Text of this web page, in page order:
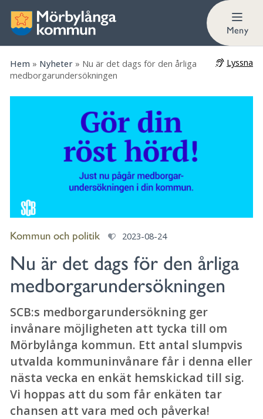
Meny
Hem » Nyheter » Nu är det dags för den årliga
medborgarundersökningen
Lyssna
Kommun och politik 2023-08-24
Nu är det dags för den årliga
medborgarundersökningen
SCB:s medborgarundersökning ger
invånare möjligheten att tycka till om
Mörbylånga kommun. Ett antal slumpvis
utvalda kommuninvånare får i denna eller
nästa vecka en enkät hemskickad till sig.
Vi hoppas att du som får enkäten tar
chansen att vara med och påverka!